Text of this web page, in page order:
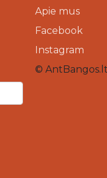
Apie mus
Facebook
Instagram
©